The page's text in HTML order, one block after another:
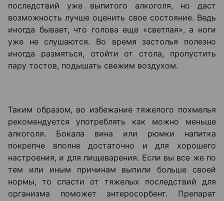
последствий уже выпитого алкоголя, но даст
возможность лучше оценить свое состояние. Ведь
иногда бывает, что голова еще «светлая», а ноги
уже не слушаются. Во время застолья полезно
иногда размяться, отойти от стола, пропустить
пару тостов, подышать свежим воздухом.
Таким образом, во избежание тяжелого похмелья
рекомендуется употреблять как можно меньше
алкоголя. Бокала вина или рюмки напитка
покрепче вполне достаточно и для хорошего
настроения, и для пищеварения. Если вы все же по
тем или иным причинам выпили больше своей
нормы, то спасти от тяжелых последствий для
организма поможет энтеросорбент. Препарат